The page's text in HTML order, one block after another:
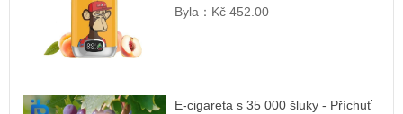
Byla： Kč 452.00
E-cigareta s 35 000 šluky - Příchuť